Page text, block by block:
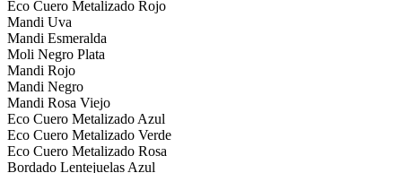
Eco Cuero Metalizado Rojo
Mandi Uva
Mandi Esmeralda
Moli Negro Plata
Mandi Rojo
Mandi Negro
Mandi Rosa Viejo
Eco Cuero Metalizado Azul
Eco Cuero Metalizado Verde
Eco Cuero Metalizado Rosa
Bordado Lentejuelas Azul